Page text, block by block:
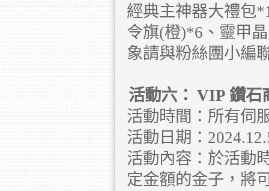
經典主神器大禮包
令旗(橙)*6、靈甲
象請與粉絲團小編
活動六： VIP 鑽石
活動時間：所有伺
活動日期：
活動內容：於活動
定金額的金子，將